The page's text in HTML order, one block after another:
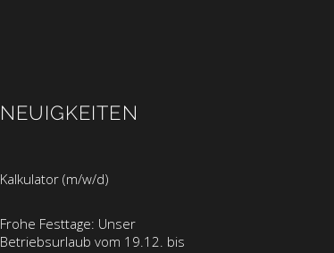
NEUIGKEITEN
Kalkulator (m/w/d)
Frohe Festtage: Unser
Betriebsurlaub vom 19.12. bis